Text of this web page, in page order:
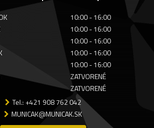
10:00 - 16:00
10:00 - 16:00
10:00 - 16:00
10:00 - 16:00
10:00 - 16:00
ZATVORENÉ
ZATVORENÉ
Tel.: +421 908 762 042
MUNICAK@MUNICAK.SK